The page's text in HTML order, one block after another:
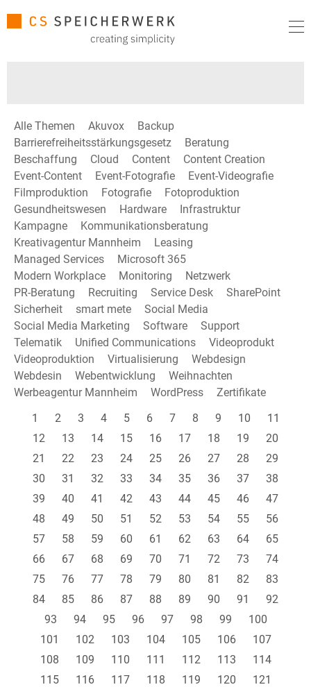
Alle Themen Akuvox
Backup
Barrierefreiheitsstärkungsgesetz
Beratung
Beschaffung
Cloud Content
Content Creation
Event-Content
Event-Fotografie
Event-Videografie
Filmproduktion
Fotografie
Fotoproduktion
Gesundheitswesen
Hardware
Infrastruktur
Kampagne
Kommunikationsberatung
Kreativagentur Mannheim
Leasing
Managed Services
Microsoft 365
Modern Workplace
Monitoring
Netzwerk
PR-Beratung
Recruiting Service Desk
SharePoint
Sicherheit
smart mete
Social Media
Social Media Marketing
Software
Support
Telematik
Unified Communications
Videoprodukt
Videoproduktion
Virtualisierung
Webdesign
Webdesin
Webentwicklung
Weihnachten
Werbeagentur Mannheim
WordPress
Zertifikate
1
2 3 4 5 6 7 8 9 10
11
12
13 14 15 16 17 18 19
20
21
22 23 24 25 26 27 28
29
30
31 32 33 34 35 36 37
38
39
40 41 42 43 44 45 46
47
48
49 50 51 52 53 54 55
56
57
58 59 60 61 62 63 64
65
66
67 68 69 70 71 72 73
74
75
76 77 78 79 80 81 82
83
84
85 86 87 88 89 90 91
92
93
94 95 96 97 98 99
100
101
102 103 104 105 106
107
108
109 110 111 112 113
114
115
116 117 118 119 120
121